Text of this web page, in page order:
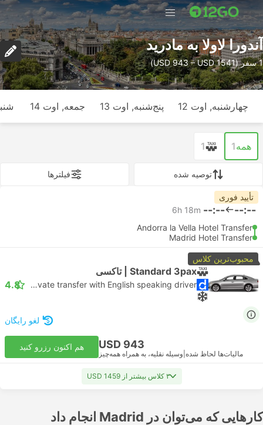
آندورا لاولا به مادرید
1 سفر (USD 943 – USD 1541)
چهارشنبه, اوت 12 پنج‌شنبه, اوت 13 جمعه, اوت 14
همه1
1
توصیه شده فیلتر‌ها
تأیید فوری
--:--
--:--
6h 18m
Andorra la Vella Hotel Transfer
Madrid Hotel Transfer
محبوب‌ترین کلاس
Standard 3pax | تاکسی
Daytrip private transfer with English speaking driver
4.8
لغو رایگان
USD 943
مالیات‌ها لحاظ شده وسیله نقلیه، به همراه همه‌چیز
هم اکنون رزرو کنید
۳ کلاس بیشتر از USD 1459
کارهایی که می‌توان در Madrid انجام داد